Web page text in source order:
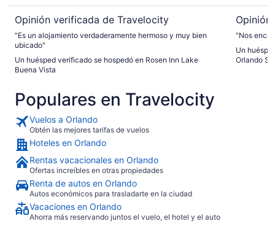
Opinión verificada de Travelocity
"Es un alojamiento verdaderamente hermoso y muy bien
ubicado"
Un huésped verificado se hospedó en Rosen Inn Lake
Buena Vista
"Nos
Un
Orlando
Populares en Travelocity
Vuelos a Orlando
Obtén las mejores tarifas de vuelos
Hoteles en Orlando
Rentas vacacionales en Orlando
Ofertas increíbles en otras propiedades
Renta de autos en Orlando
Autos económicos para trasladarte en la ciudad
Vacaciones en Orlando
Ahorra más reservando juntos el vuelo, el hotel y el auto